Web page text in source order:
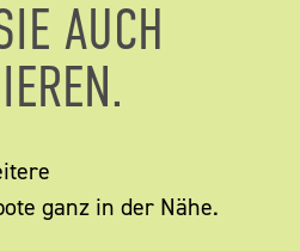
AUCH
ganz in der Nähe.